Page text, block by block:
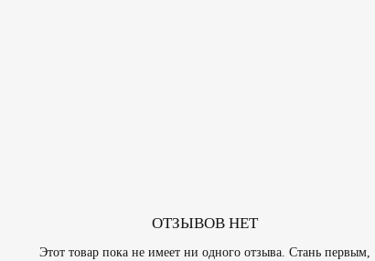
ОТЗЫВОВ НЕТ
Этот товар пока не имеет ни одного отзыва. Стань первым,